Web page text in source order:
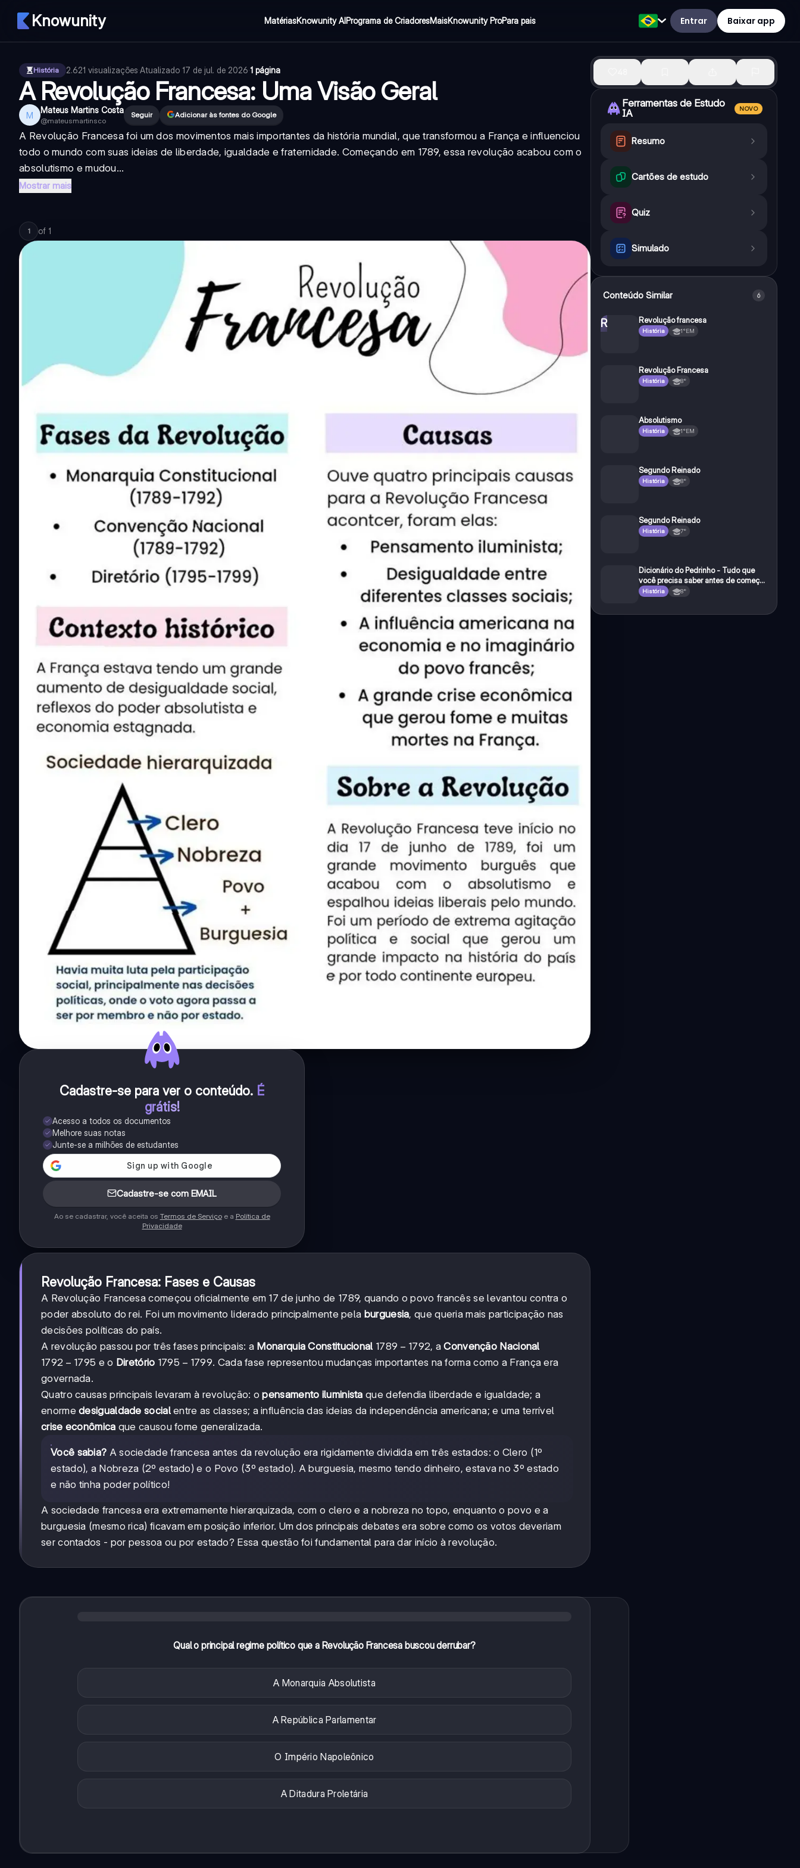
Knowunity MatériasKnowunity AIPrograma de CriadoresMaisKnowunity ProPara pais Entrar Baixar app
História 2.621 visualizações·Atualizado 17 de jul. de 2026·1 página
A Revolução Francesa: Uma Visão Geral
M Mateus Martins Costa
@mateusmartinsco
Seguir Adicionar às fontes do Google
A Revolução Francesa foi um dos movimentos mais importantes da história mundial, que transformou a França e influenciou
todo o mundo com suas ideias de liberdade, igualdade e fraternidade. Começando em 1789, essa revolução acabou com o
absolutismo e mudou...
Mostrar mais
1 of 1
Cadastre-se para ver o conteúdo. É
grátis!
Acesso a todos os documentos
Melhore suas notas
Junte-se a milhões de estudantes
Cadastre-se com EMAIL
Ao se cadastrar, você aceita os Termos de Serviçoe a Política de
Privacidade
Revolução Francesa: Fases e Causas
A Revolução Francesa começou oficialmente em 17 de junho de 1789, quando o povo francês se levantou contra o
poder absoluto do rei. Foi um movimento liderado principalmente pela burguesia, que queria mais participação nas
decisões políticas do país.
A revolução passou por três fases principais: a Monarquia Constitucional 1789-
1792
1789 − 1792, aConvenção Nacional
1792-
1795
1792 − 1795 e o Diretório 1795-
1795 − 1799. Cada fase representou mudanças importantes na forma como a França era
governada.
Quatro causas principais levaram à revolução: opensamento iluminista que defendia liberdade e igualdade; a
enormedesigualdade socialentre as classes; a influência das ideias da independência americana; e uma terrível
crise econômica que causou fome generalizada.
Você sabia? A sociedade francesa antes da revolução era rigidamente dividida em três estados: o Clero (1º
estado), a Nobreza (2º estado) e o Povo (3º estado). A burguesia, mesmo tendo dinheiro, estava no 3º estado
e não tinha poder político!
A sociedade francesa era extremamente hierarquizada, com o clero e a nobreza no topo, enquanto o povo e a
burguesia (mesmo rica) ficavam em posição inferior. Um dos principais debates era sobre como os votos deveriam
ser contados - por pessoa ou por estado? Essa questão foi fundamental para dar início à revolução.
Qual o principal regime político que a Revolução Francesa buscou derrubar?
A Monarquia Absolutista
A República Parlamentar
O Império Napoleônico
A Ditadura Proletária
Ferramentas de Estudo
IA
NOVO
Resumo
Cartões de estudo
Quiz
Simulado
Conteúdo Similar 6
R Revolução francesa
História 1°EM
Revolução Francesa
História 8°
Absolutismo
História 1°EM
Segundo Reinado
História 8°
Segundo Reinado
História 7°
Dicionário do Pedrinho - Tudo que
você precisa saber antes de começar
a e studar o segundo reinado!
História 8°